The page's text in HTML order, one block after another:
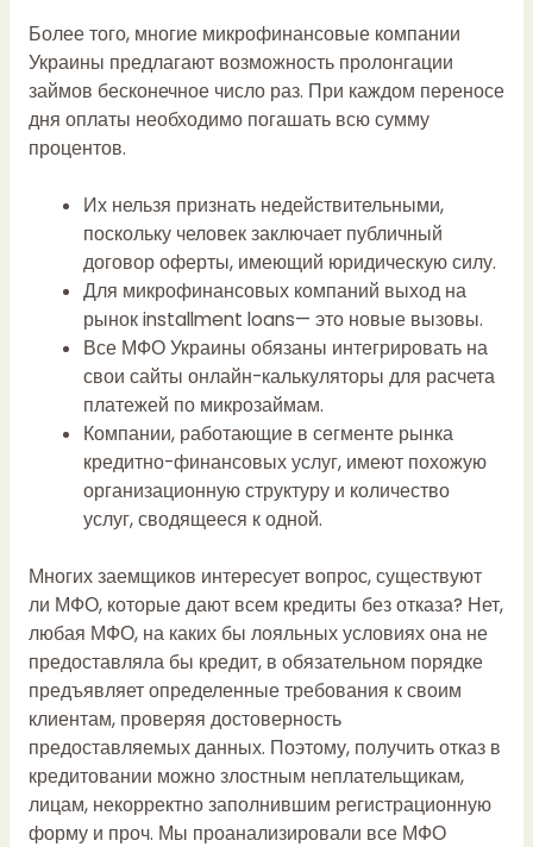
Более того, многие микрофинансовые компании
Украины предлагают возможность пролонгации
займов бесконечное число раз. При каждом переносе
дня оплаты необходимо погашать всю сумму
процентов.
Их нельзя признать недействительными,
поскольку человек заключает публичный
договор оферты, имеющий юридическую силу.
Для микрофинансовых компаний выход на
рынок installment loans— это новые вызовы.
Все МФО Украины обязаны интегрировать на
свои сайты онлайн-калькуляторы для расчета
платежей по микрозаймам.
Компании, работающие в сегменте рынка
кредитно-финансовых услуг, имеют похожую
организационную структуру и количество
услуг, сводящееся к одной.
Многих заемщиков интересует вопрос, существуют
ли МФО, которые дают всем кредиты без отказа? Нет,
любая МФО, на каких бы лояльных условиях она не
предоставляла бы кредит, в обязательном порядке
предъявляет определенные требования к своим
клиентам, проверяя достоверность
предоставляемых данных. Поэтому, получить отказ в
кредитовании можно злостным неплательщикам,
лицам, некорректно заполнившим регистрационную
форму и проч. Мы проанализировали все МФО